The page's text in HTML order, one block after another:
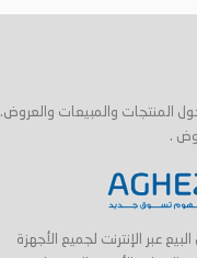
المنتجات والمبيعات والعروض.
.
عبر الإنترنت لجميع الأجهزة